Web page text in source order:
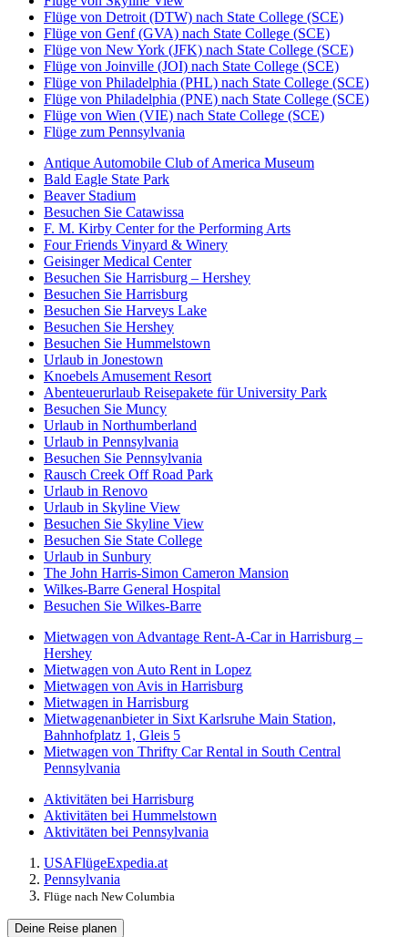
Flüge von Detroit (DTW) nach State College (SCE)
Flüge von Genf (GVA) nach State College (SCE)
Flüge von New York (JFK) nach State College (SCE)
Flüge von Joinville (JOI) nach State College (SCE)
Flüge von Philadelphia (PHL) nach State College (SCE)
Flüge von Philadelphia (PNE) nach State College (SCE)
Flüge von Wien (VIE) nach State College (SCE)
Flüge zum Pennsylvania
Antique Automobile Club of America Museum
Bald Eagle State Park
Beaver Stadium
Besuchen Sie Catawissa
F. M. Kirby Center for the Performing Arts
Four Friends Vinyard & Winery
Geisinger Medical Center
Besuchen Sie Harrisburg – Hershey
Besuchen Sie Harrisburg
Besuchen Sie Harveys Lake
Besuchen Sie Hershey
Besuchen Sie Hummelstown
Urlaub in Jonestown
Knoebels Amusement Resort
Abenteuerurlaub Reisepakete für University Park
Besuchen Sie Muncy
Urlaub in Northumberland
Urlaub in Pennsylvania
Besuchen Sie Pennsylvania
Rausch Creek Off Road Park
Urlaub in Renovo
Urlaub in Skyline View
Besuchen Sie Skyline View
Besuchen Sie State College
Urlaub in Sunbury
The John Harris-Simon Cameron Mansion
Wilkes-Barre General Hospital
Besuchen Sie Wilkes-Barre
Mietwagen von Advantage Rent-A-Car in Harrisburg –
Hershey
Mietwagen von Auto Rent in Lopez
Mietwagen von Avis in Harrisburg
Mietwagen in Harrisburg
Mietwagenanbieter in Sixt Karlsruhe Main Station,
Bahnhofplatz 1, Gleis 5
Mietwagen von Thrifty Car Rental in South Central
Pennsylvania
Aktivitäten bei Harrisburg
Aktivitäten bei Hummelstown
Aktivitäten bei Pennsylvania
USAFlügeExpedia.at
Pennsylvania
Flüge nach New Columbia
Deine Reise planen